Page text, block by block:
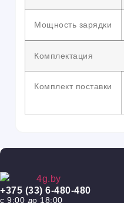
Мощность зарядки
Комплектация
Комплект поставки
+375 (33) 6-480-480
с 9:00 до 18:00